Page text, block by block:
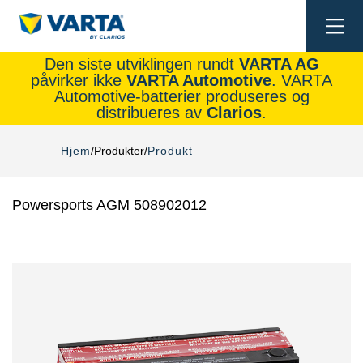
Den siste utviklingen rundt VARTA AG
påvirker ikke VARTA Automotive. VARTA
Automotive-batterier produseres og
distribueres av Clarios.
Hjem Produkter Produkt
Powersports AGM 508902012